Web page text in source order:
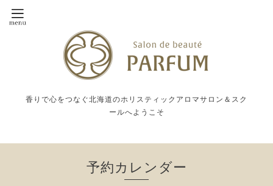
香りで心をつなぐ北海道のホリスティックアロマサロン＆スク
ールへようこそ
予約カレンダー